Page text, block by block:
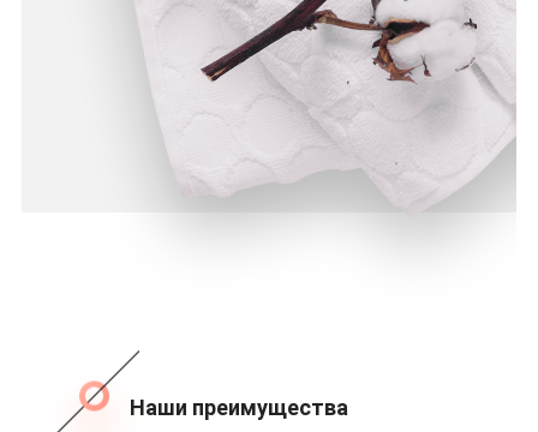
Наши преимущества